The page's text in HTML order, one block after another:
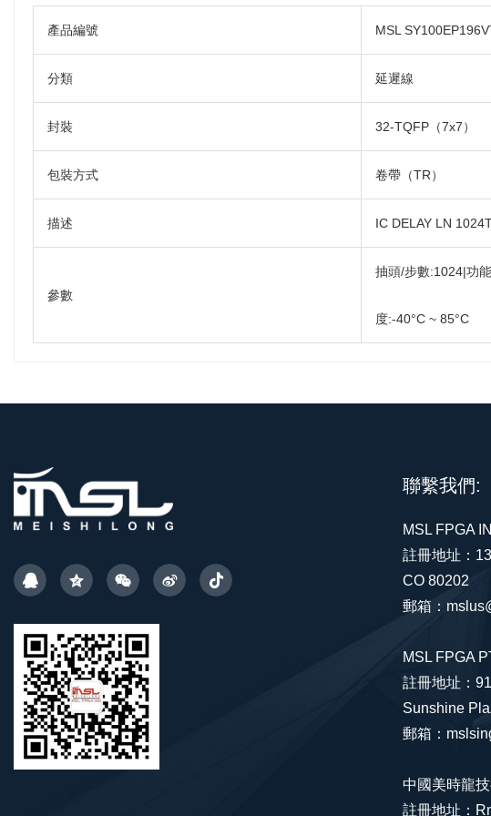
產品編號 MSL
分類 延遲線
封裝 32-TQFP（7x7）
包裝方式 卷帶（TR）
描述 IC DELAY LN
參數
抽頭/步數:1024|功
度:-40°C ~ 85°C
聯繫我們:
MSL FPGA
註冊地址：
CO 80202
郵箱：
MSL FPGA
註冊地址：
Sunshine
郵箱：
中國美時龍
註冊地址：